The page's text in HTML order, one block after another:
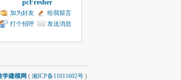
pcFresher
加为好友
给我留言
打个招呼
发送消息
学建模网 ( 湘ICP备11011602号 )